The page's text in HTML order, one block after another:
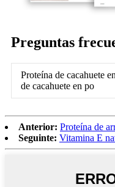
Preguntas
Proteína de cacahuete
de cacahuete en po
Anterior: Proteína de
Seguinte: Vitamina E